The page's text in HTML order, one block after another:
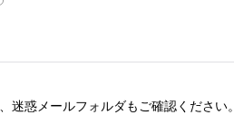
惑メールフォルダもご確認ください。